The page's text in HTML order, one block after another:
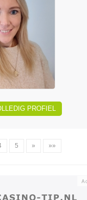
PROFIEL
5 » »»